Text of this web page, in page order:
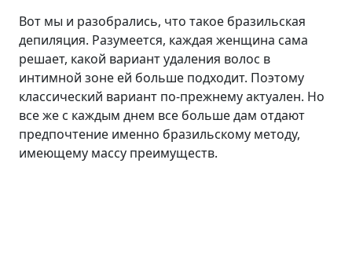
Вот мы и разобрались, что такое бразильская
депиляция. Разумеется, каждая женщина сама
решает, какой вариант удаления волос в
интимной зоне ей больше подходит. Поэтому
классический вариант по-прежнему актуален. Но
все же с каждым днем все больше дам отдают
предпочтение именно бразильскому методу,
имеющему массу преимуществ.